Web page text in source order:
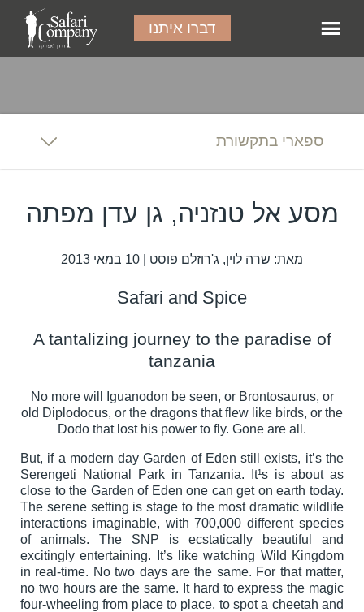
דברו איתנו
ספארי בתקשורת
מסע אל טנזניה, גן עדן מפתה
מאת: שרה לוין, ג'רוזלם פוסט | 10 במאי 2013
Safari and Spice
A tantalizing journey to the paradise of
tanzania
No more will Iguanodon be seen, or Brontosaurus, or
old Diplodocus, or the dragons that flew like birds, or the
Dodo that lost his power to fly. Gone are all.
But, if a modern day Garden of Eden still exists, it’s the
Serengeti National Park in Tanzania. It¹s is about as
close to the Garden of Eden one can get on earth today.
The serene setting is stage to the most dramatic wildlife
interactions imaginable, with 700,000 different species
of animals. The SNP is ecstatically beautiful and
excitingly entertaining. It’s like watching Wild Kingdom
in real-time. No two days are the same. For that matter,
no two hours are the same. It hard to express the magic
four-wheeling from place to place, to spot a cheetah and